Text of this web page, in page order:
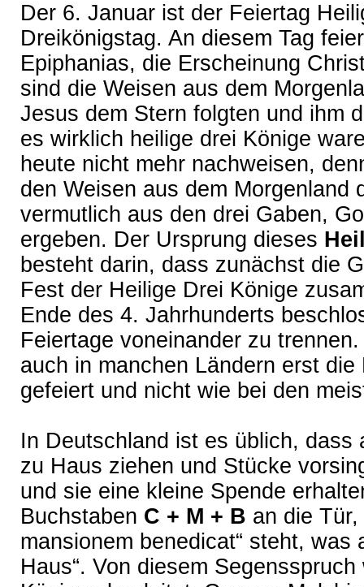
Der 6. Januar ist der Feiertag
Dreikönigstag. An diesem Tag
Epiphanias, die Erscheinung
sind die Weisen aus dem
Jesus dem Stern folgten und ihm
es wirklich heilige drei Könige
heute nicht mehr nachweisen,
den Weisen aus dem Morgenland
vermutlich aus den drei Gaben,
ergeben. Der Ursprung dieses
besteht darin, dass zunächst die
Fest der Heilige Drei Könige
Ende des 4. Jahrhunderts
Feiertage voneinander zu
auch in manchen Ländern erst
gefeiert und nicht wie bei den
In Deutschland ist es üblich, dass
zu Haus ziehen und Stücke
und sie eine kleine Spende
Buchstaben C + M + B an die
mansionem benedicat“ steht,
Haus“. Von diesem